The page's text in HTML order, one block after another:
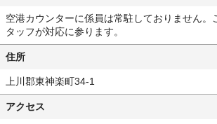
空港カウンターに係員は常駐しておりません。
タッフが対応に参ります。
住所
上川郡東神楽町34-1
アクセス